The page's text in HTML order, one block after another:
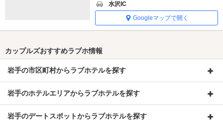
水沢IC
Googleマップで開く
カップルズおすすめラブホ情報
岩手の市区町村からラブホテルを探す
岩手のホテルエリアからラブホテルを探す
岩手のデートスポットからラブホテルを探す